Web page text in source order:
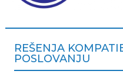
REŠENJA
POSLOVANJU